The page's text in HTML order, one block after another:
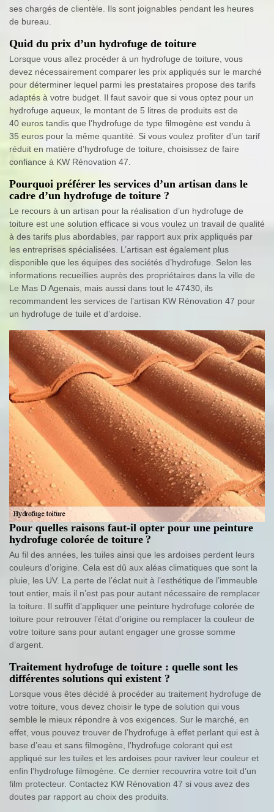
ses chargés de clientèle. Ils sont joignables pendant les heures
de bureau.
Quid du prix d’un hydrofuge de toiture
Lorsque vous allez procéder à un hydrofuge de toiture, vous
devez nécessairement comparer les prix appliqués sur le marché
pour déterminer lequel parmi les prestataires propose des tarifs
adaptés à votre budget. Il faut savoir que si vous optez pour un
hydrofuge aqueux, le montant de 5 litres de produits est de
40 euros tandis que l’hydrofuge de type filmogène est vendu à
35 euros pour la même quantité. Si vous voulez profiter d’un tarif
réduit en matière d’hydrofuge de toiture, choisissez de faire
confiance à KW Rénovation 47.
Pourquoi préférer les services d’un artisan dans le
cadre d’un hydrofuge de toiture ?
Le recours à un artisan pour la réalisation d’un hydrofuge de
toiture est une solution efficace si vous voulez un travail de qualité
à des tarifs plus abordables, par rapport aux prix appliqués par
les entreprises spécialisées. L’artisan est également plus
disponible que les équipes des sociétés d’hydrofuge. Selon les
informations recueillies auprès des propriétaires dans la ville de
Le Mas D Agenais, mais aussi dans tout le 47430, ils
recommandent les services de l’artisan KW Rénovation 47 pour
un hydrofuge de tuile et d’ardoise.
Pour quelles raisons faut-il opter pour une peinture
hydrofuge colorée de toiture ?
Au fil des années, les tuiles ainsi que les ardoises perdent leurs
couleurs d’origine. Cela est dû aux aléas climatiques que sont la
pluie, les UV. La perte de l’éclat nuit à l’esthétique de l’immeuble
tout entier, mais il n’est pas pour autant nécessaire de remplacer
la toiture. Il suffit d’appliquer une peinture hydrofuge colorée de
toiture pour retrouver l’état d’origine ou remplacer la couleur de
votre toiture sans pour autant engager une grosse somme
d’argent.
Traitement hydrofuge de toiture : quelle sont les
différentes solutions qui existent ?
Lorsque vous êtes décidé à procéder au traitement hydrofuge de
votre toiture, vous devez choisir le type de solution qui vous
semble le mieux répondre à vos exigences. Sur le marché, en
effet, vous pouvez trouver de l’hydrofuge à effet perlant qui est à
base d’eau et sans filmogène, l’hydrofuge colorant qui est
appliqué sur les tuiles et les ardoises pour raviver leur couleur et
enfin l’hydrofuge filmogène. Ce dernier recouvrira votre toit d’un
film protecteur. Contactez KW Rénovation 47 si vous avez des
doutes par rapport au choix des produits.